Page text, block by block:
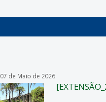
07 de Maio de 2026